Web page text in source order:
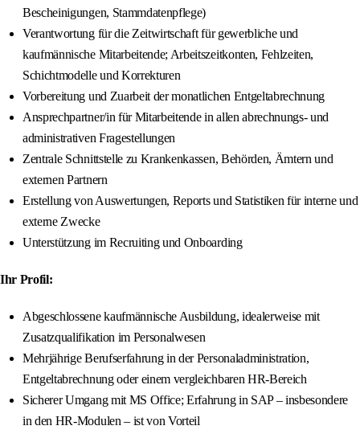
Bescheinigungen, Stammdatenpflege)
Verantwortung für die Zeitwirtschaft für gewerbliche und
kaufmännische Mitarbeitende; Arbeitszeitkonten, Fehlzeiten,
Schichtmodelle und Korrekturen
Vorbereitung und Zuarbeit der monatlichen Entgeltabrechnung
Ansprechpartner/in für Mitarbeitende in allen abrechnungs- und
administrativen Fragestellungen
Zentrale Schnittstelle zu Krankenkassen, Behörden, Ämtern und
externen Partnern
Erstellung von Auswertungen, Reports und Statistiken für interne und
externe Zwecke
Unterstützung im Recruiting und Onboarding
Ihr Profil:
Abgeschlossene kaufmännische Ausbildung, idealerweise mit
Zusatzqualifikation im Personalwesen
Mehrjährige Berufserfahrung in der Personaladministration,
Entgeltabrechnung oder einem vergleichbaren HR-Bereich
Sicherer Umgang mit MS Office; Erfahrung in SAP – insbesondere
in den HR-Modulen – ist von Vorteil